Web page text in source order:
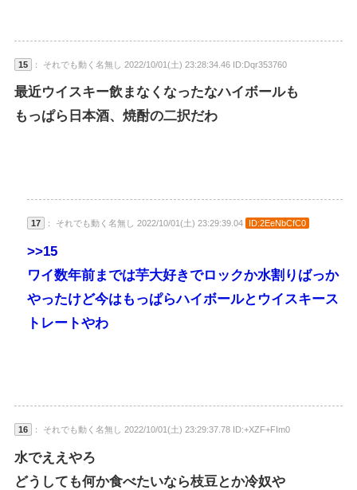
15 ： それでも動く名無し 2022/10/01(土) 23:28:34.46 ID:Dqr353760
最近ウイスキー飲まなくなったなハイボールも
もっぱら日本酒、焼酎の二択だわ
17 ： それでも動く名無し 2022/10/01(土) 23:29:39.04 ID:2EeNbCfC0
>>15
ワイ数年前までは芋大好きでロックか水割りばっか
やったけど今はもっぱらハイボールとウイスキース
トレートやわ
16 ： それでも動く名無し 2022/10/01(土) 23:29:37.78 ID:+XZF+FIm0
水でええやろ
どうしても何か食べたいなら枝豆とか冷奴や